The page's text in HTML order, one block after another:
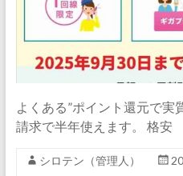
よくある”ポイント還元で実
請求で半年使えます。 格安
シロテン（管理人）